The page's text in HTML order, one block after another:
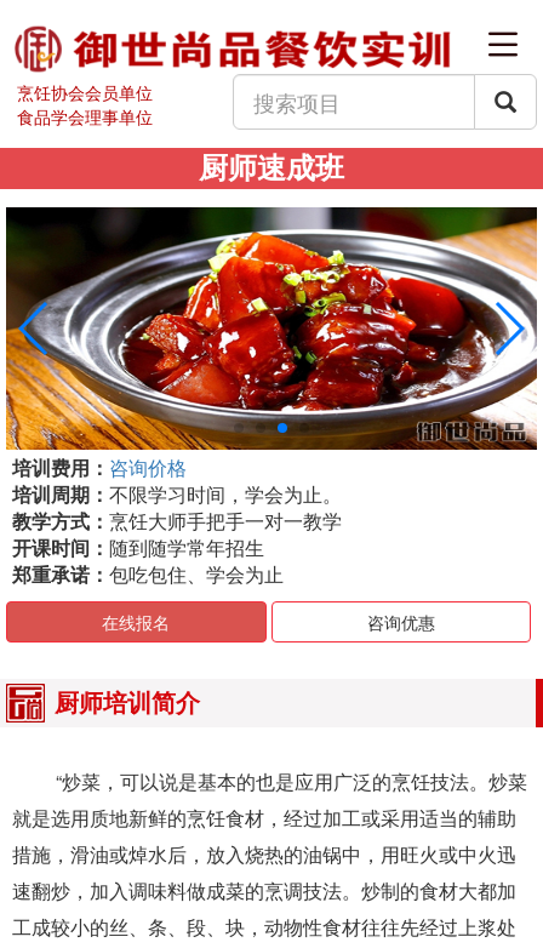
烹饪协会会员单位
食品学会理事单位
厨师速成班
培训费用： 咨询价格
培训周期： 不限学习时间，学会为止。
教学方式： 烹饪大师手把手一对一教学
开课时间： 随到随学常年招生
郑重承诺： 包吃包住、学会为止
在线报名 咨询优惠
厨师培训简介
“炒菜，可以说是基本的也是应用广泛的烹饪技法。炒菜
就是选用质地新鲜的烹饪食材，经过加工或采用适当的辅助
措施，滑油或焯水后，放入烧热的油锅中，用旺火或中火迅
速翻炒，加入调味料做成菜的烹调技法。炒制的食材大都加
工成较小的丝、条、段、块，动物性食材往往先经过上浆处